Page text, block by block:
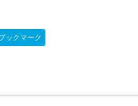
ックマーク